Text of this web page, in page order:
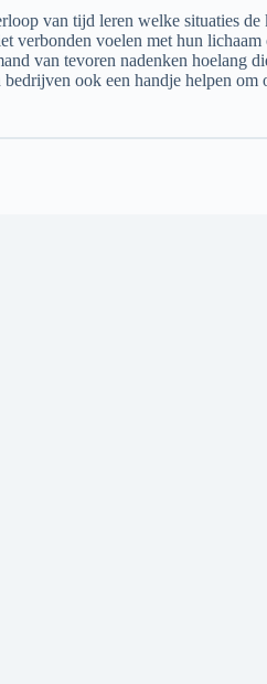
van tijd leren welke situaties
voelen met hun
van tevoren nadenken hoelang
ook een handje helpen